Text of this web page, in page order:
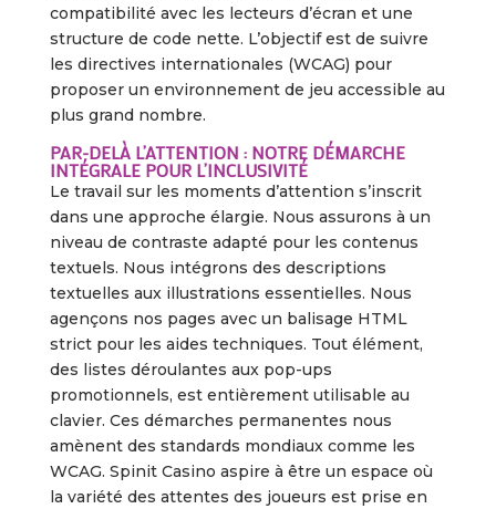
compatibilité avec les lecteurs d’écran et une
structure de code nette. L’objectif est de suivre
les directives internationales (WCAG) pour
proposer un environnement de jeu accessible au
plus grand nombre.
PAR-DELÀ L’ATTENTION : NOTRE DÉMARCHE
INTÉGRALE POUR L’INCLUSIVITÉ
Le travail sur les moments d’attention s’inscrit
dans une approche élargie. Nous assurons à un
niveau de contraste adapté pour les contenus
textuels. Nous intégrons des descriptions
textuelles aux illustrations essentielles. Nous
agençons nos pages avec un balisage HTML
strict pour les aides techniques. Tout élément,
des listes déroulantes aux pop-ups
promotionnels, est entièrement utilisable au
clavier. Ces démarches permanentes nous
amènent des standards mondiaux comme les
WCAG. Spinit Casino aspire à être un espace où
la variété des attentes des joueurs est prise en